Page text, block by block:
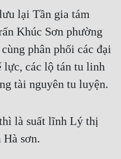
lại Tần gia tám
Khúc Sơn phường
phân phối các đại
lực, các lộ tán tu linh
tài nguyên tu luyện.
là suất lĩnh Lý thị
sơn.